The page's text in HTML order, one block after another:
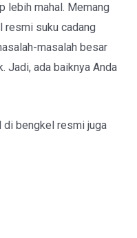
lebih mahal. Memang
resmi suku cadang
masalah besar
Jadi, ada baiknya Anda
bengkel resmi juga